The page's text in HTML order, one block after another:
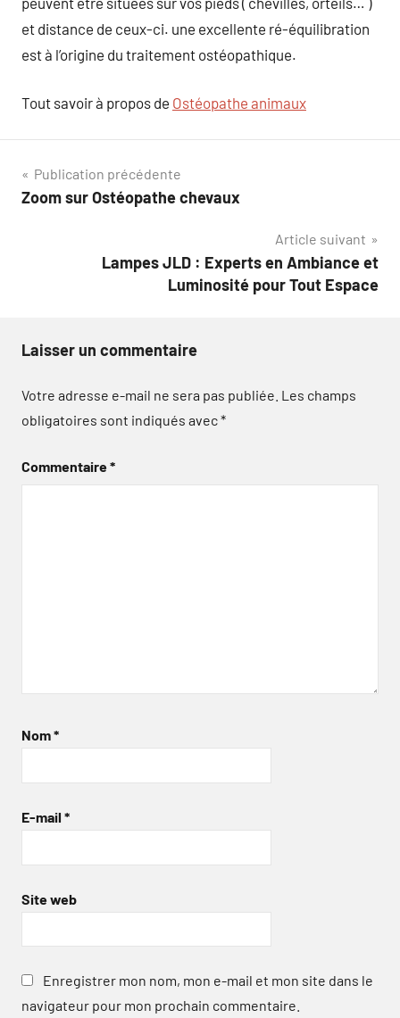
et distance de ceux-ci. une excellente ré-équilibration
est à l’origine du traitement ostéopathique.
Tout savoir à propos de Ostéopathe animaux
Navigation
de
Publication précédente
Zoom sur Ostéopathe chevaux
Article suivant
Lampes JLD : Experts en Ambiance et
Luminosité pour Tout Espace
Laisser un commentaire
Votre adresse e-mail ne sera pas publiée. Les champs
obligatoires sont indiqués avec*
Commentaire*
Nom*
E-mail *
Site web
Enregistrer mon nom, mon e-mail et mon site dans le
navigateur pour mon prochain commentaire.